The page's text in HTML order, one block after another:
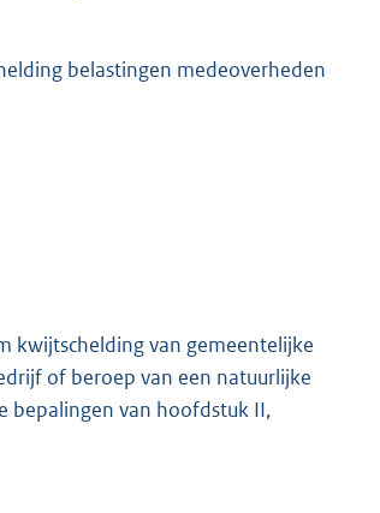
belastingen medeoverheden
kwijtschelding van gemeentelijke
of beroep van een natuurlijke
bepalingen van hoofdstuk II,